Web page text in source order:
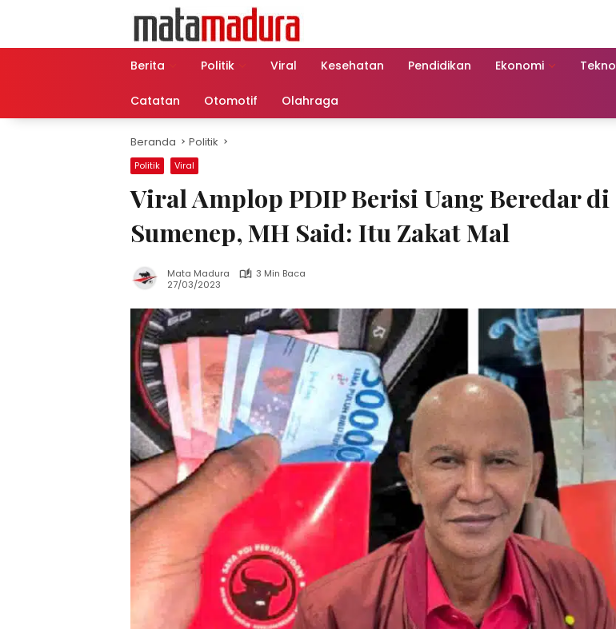
Berita
Politik Viral Kesehatan Pendidikan Ekonomi Tekno
Catatan Otomotif Olahraga
Beranda Politik
Politik Viral
Viral Amplop PDIP Berisi Uang Beredar di
Sumenep, MH Said: Itu Zakat Mal
Mata Madura
3 Min Baca
27/03/2023